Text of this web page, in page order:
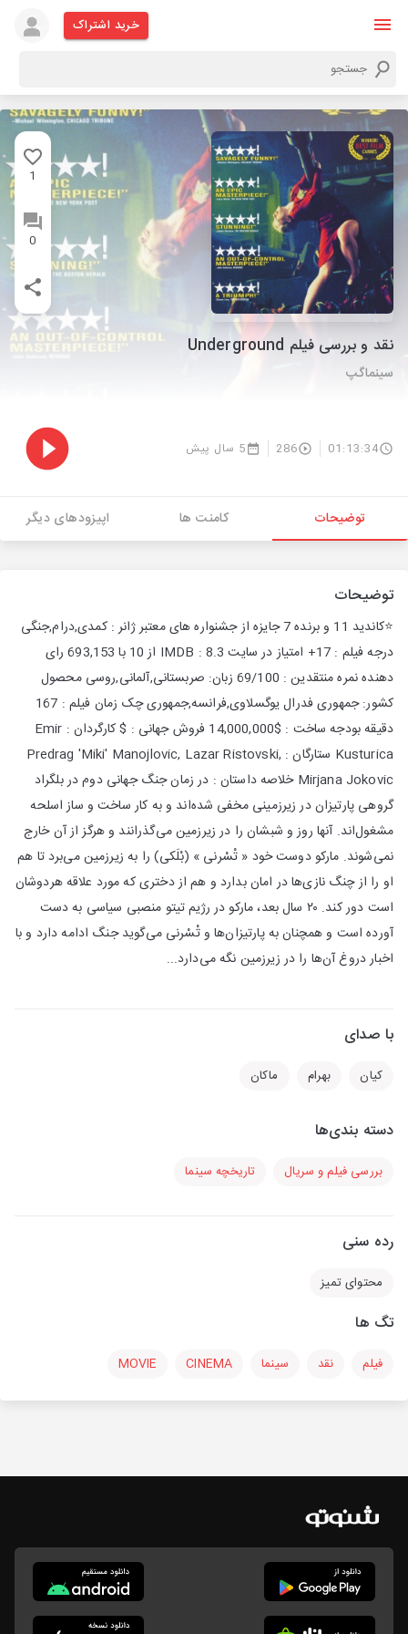
خرید اشتراک
1
0
نقد و بررسی فیلم Underground
سینماگپ
01:13:34
286 5 سال پیش
توضیحات کامنت ها اپیزودهای دیگر
توضیحات
⭐️کاندید 11 و برنده 7 جایزه از جشنواره های معتبر ژانر : کمدی,درام,جنگی
درجه فیلم : 17+ امتیاز در سایت IMDB : 8.3 از 10 با 693,153 رای
دهنده نمره منتقدین : 69/100 زبان: صربستانی,آلمانی,روسی محصول
کشور: جمهوری فدرال یوگسلاوی,فرانسه,جمهوری چک زمان فیلم : 167
دقیقه بودجه ساخت : $14,000,000 فروش جهانی : $ کارگردان : Emir
Kusturica ستارگان : Predrag 'Miki' Manojlovic, Lazar Ristovski,
Mirjana Jokovic خلاصه داستان : در زمان جنگ جهانی دوم در بلگراد
گروهی پارتیزان در زیرزمینی مخفی شده‌اند و به کار ساخت و ساز اسلحه
مشغول‌اند. آنها روز و شبشان را در زیرزمین می‌گذرانند و هرگز از آن خارج
نمی‌شوند. مارکو دوست خود « تْسْرنی » (بْلَکی) را به زیرزمین می‌برد تا هم
او را از چنگ نازی‌ها در امان بدارد و هم از دختری که مورد علاقه هردوشان
است دور کند. ۲۰ سال بعد، مارکو در رژیم تیتو منصبی سیاسی به دست
آورده است و همچنان به پارتیزان‌ها و تْسْرنی می‌گوید جنگ ادامه دارد و با
اخبار دروغ آن‌ها را در زیرزمین نگه می‌دارد...
با صدای
کیان بهرام ماکان
دسته بندی‌ها
بررسی فیلم و سریال تاریخچه سینما
رده سنی
محتوای تمیز
تگ ها
فیلم نقد سینما CINEMA
MOVIE